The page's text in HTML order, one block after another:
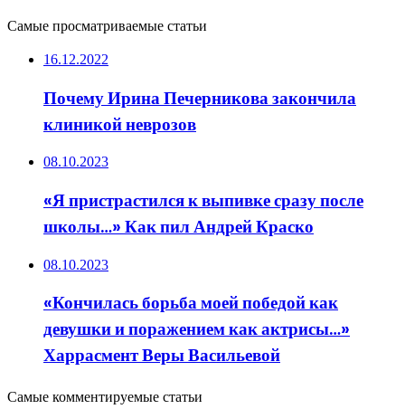
Самые просматриваемые статьи
16.12.2022
Почему Ирина Печерникова закончила
клиникой неврозов
08.10.2023
«Я пристрастился к выпивке сразу после
школы…» Как пил Андрей Краско
08.10.2023
«Кончилась борьба моей победой как
девушки и поражением как актрисы…»
Харрасмент Веры Васильевой
Самые комментируемые статьи